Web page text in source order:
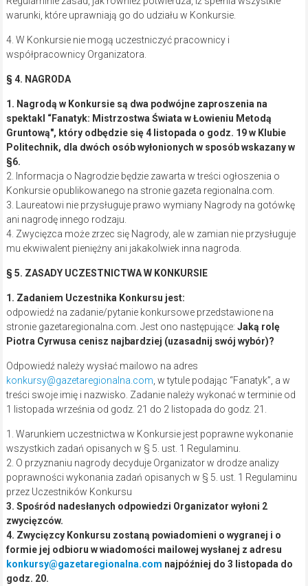
warunki, które uprawniają go do udziału w Konkursie.
4. W Konkursie nie mogą uczestniczyć pracownicy i
współpracownicy Organizatora.
§ 4. NAGRODA
1. Nagrodą w Konkursie są dwa podwójne zaproszenia na
spektakl “Fanatyk: Mistrzostwa Świata w Łowieniu Metodą
Gruntową″, który odbędzie się 4 listopada o godz. 19 w Klubie
Politechnik, dla dwóch osób wyłonionych w sposób wskazany w
§6.
2. Informacja o Nagrodzie będzie zawarta w treści ogłoszenia o
Konkursie opublikowanego na stronie gazeta regionalna.com.
3. Laureatowi nie przysługuje prawo wymiany Nagrody na gotówkę
ani nagrodę innego rodzaju.
4. Zwycięzca może zrzec się Nagrody, ale w zamian nie przysługuje
mu ekwiwalent pieniężny ani jakakolwiek inna nagroda.
§ 5. ZASADY UCZESTNICTWA W KONKURSIE
1. Zadaniem Uczestnika Konkursu jest:
odpowiedź na zadanie/pytanie konkursowe przedstawione na
stronie gazetaregionalna.com. Jest ono następujące: Jaką rolę
Piotra Cyrwusa cenisz najbardziej (uzasadnij swój wybór)?
Odpowiedź należy wysłać mailowo na adres
konkursy@gazetaregionalna.com , w tytule podając “Fanatyk”, a w
treści swoje imię i nazwisko. Zadanie należy wykonać w terminie od
1 listopada września od godz. 21 do 2 listopada do godz. 21.
1. Warunkiem uczestnictwa w Konkursie jest poprawne wykonanie
wszystkich zadań opisanych w § 5. ust. 1 Regulaminu.
2. O przyznaniu nagrody decyduje Organizator w drodze analizy
poprawności wykonania zadań opisanych w § 5. ust. 1 Regulaminu
przez Uczestników Konkursu
3. Spośród nadesłanych odpowiedzi Organizator wyłoni 2
zwycięzców.
4. Zwycięzcy Konkursu zostaną powiadomieni o wygranej i o
formie jej odbioru w wiadomości mailowej wysłanej z adresu
konkursy@gazetaregionalna.com najpóźniej do 3 listopada do
godz. 20.